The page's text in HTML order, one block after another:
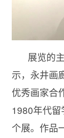
展览的
示，永井画
优秀画家合
1980年代
个展。作品